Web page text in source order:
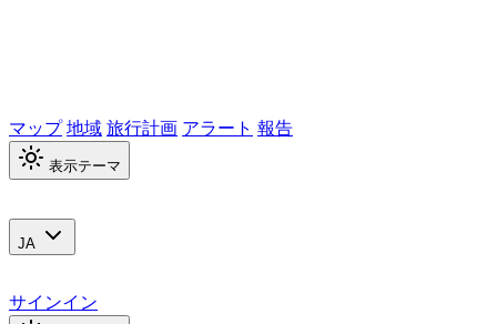
マップ地域旅行計画 アラート 報告
表示テーマ
JA
サインイン